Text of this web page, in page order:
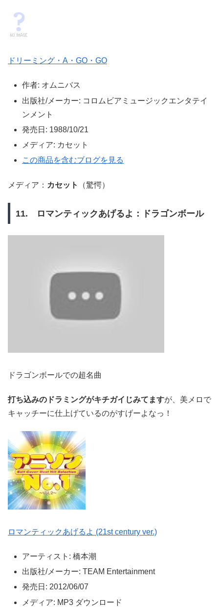
ドリーミング・A・GO・GO
作者: オムニバス
出版社/メーカー: コロムビアミュージックエンタテイ
ンメント
発売日: 1988/10/21
メディア: カセット
この商品を含むブログを見る
メディア： カセット （驚愕）
11. ロマンティックあげるよ：ドラゴンボール
ドラゴンボールでの超名曲
打ち込みのドラミングがキチガイじみてますが、美メロで
キャッチーに仕上げているのがすげーよなっ！
ロマンティックあげるよ (21st century ver.)
アーティスト: 橋本潮
出版社/メーカー: TEAM Entertainment
発売日: 2012/06/07
メディア: MP3 ダウンロード